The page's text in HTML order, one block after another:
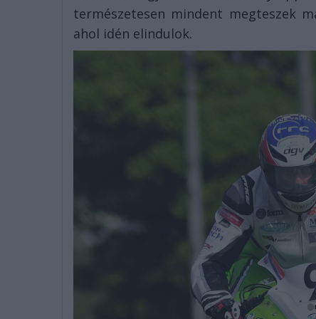
természetesen mindent megteszek
ahol idén elindulok.